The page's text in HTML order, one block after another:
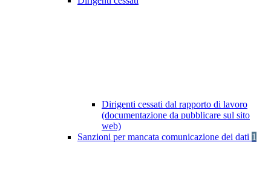
Dirigenti cessati dal rapporto di lavoro
(documentazione da pubblicare sul sito
web)
Sanzioni per mancata comunicazione dei dati 1